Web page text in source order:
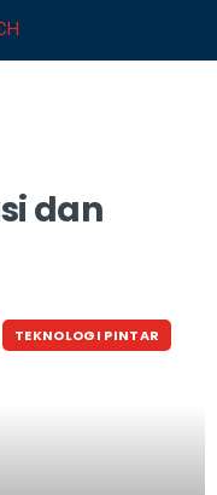
dan
TEKNOLOGI PINTAR